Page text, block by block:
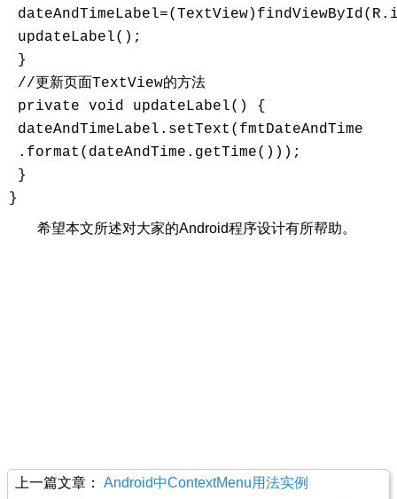
updateLabel();
}
//更新页面TextView的方法
private void updateLabel() {
dateAndTimeLabel.setText(fmtDateAndTime
.format(dateAndTime.getTime()));
}
}
希望本文所述对大家的Android程序设计有所帮助。
上一篇文章： Android中ContextMenu用法实例